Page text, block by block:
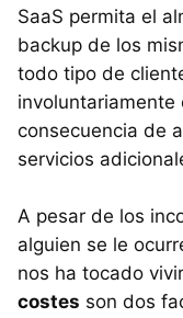
SaaS permita el
backup de los
todo tipo de
involuntariamente
consecuencia de
servicios
A pesar de los
alguien se le
nos ha tocado
costes son dos